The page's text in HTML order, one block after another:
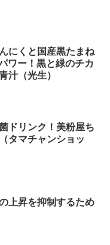
にくと国産黒たまね
ワー！黒と緑のチカ
汁（光生）
ドリンク！美粉屋ち
タマチャンショッ
上昇を抑制するため